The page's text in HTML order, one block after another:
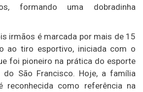
formando uma dobradinha
irmãos é marcada por mais de 15
ao tiro esportivo, iniciada com o
foi pioneiro na prática do esporte
São Francisco. Hoje, a família
reconhecida como referência na